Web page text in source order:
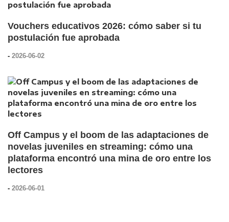
Vouchers educativos 2026: cómo saber si tu
postulación fue aprobada
- 2026-06-02
Off Campus y el boom de las adaptaciones de
novelas juveniles en streaming: cómo una
plataforma encontró una mina de oro entre los
lectores
- 2026-06-01